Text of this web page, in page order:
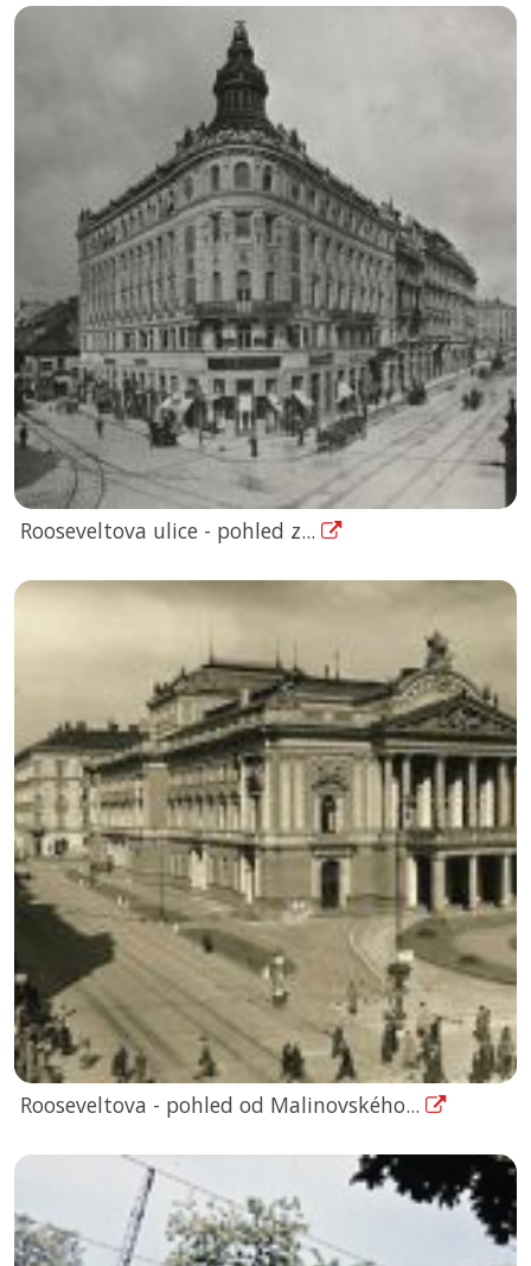
Rooseveltova ulice - pohled z...
Rooseveltova - pohled od Malinovského...